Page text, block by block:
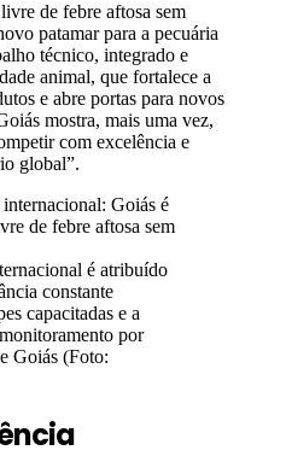
de febre aftosa sem
patamar para a pecuária
técnico, integrado e
animal, que fortalece a
e abre portas para novos
mostra, mais uma vez,
com excelência e
global”.
é atribuído
constante
capacitadas e a
por
Goiás (Foto: